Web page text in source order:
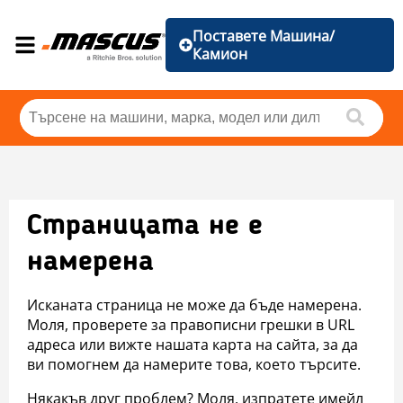
Поставете Машина/
Камион
Страницата не е
намерена
Исканата страница не може да бъде намерена.
Моля, проверете за правописни грешки в URL
адреса или вижте нашата карта на сайта, за да
ви помогнем да намерите това, което търсите.
Някакъв друг проблем? Моля, изпратете имейл